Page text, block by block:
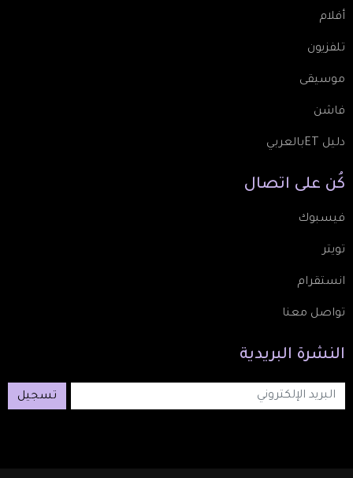
أفلام
تلفزيون
موسيقى
فاشن
دليل ETبالعربي
كُن على اتصال
فيسبوك
تويتر
انستقرام
تواصل معنا
النشرة البريدية
تسجيل